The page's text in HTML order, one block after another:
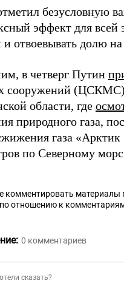
безусловную
эффект для всей
и отвоевывать долю
в четверг Путин
сооружений (ЦСКМС)
области, где
природного газа,
газа
по Северному
комментировать материалы
отношению к
0 комментариев